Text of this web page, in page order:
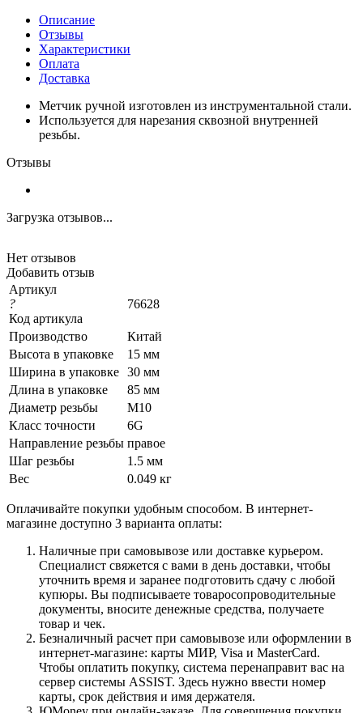
Описание
Отзывы
Характеристики
Оплата
Доставка
Метчик ручной изготовлен из инструментальной стали.
Используется для нарезания сквозной внутренней
резьбы.
Отзывы
Загрузка отзывов...
Нет отзывов
Добавить отзыв
Артикул
?
Код артикула
76628
Производство
Китай
Высота в упаковке
15 мм
Ширина в упаковке 30 мм
Длина в упаковке
85 мм
Диаметр резьбы
M10
Класс точности
6G
Направление резьбы правое
Шаг резьбы
1.5 мм
Вес
0.049 кг
Оплачивайте покупки удобным способом. В интернет-
магазине доступно 3 варианта оплаты:
Наличные при самовывозе или доставке курьером.
Специалист свяжется с вами в день доставки, чтобы
уточнить время и заранее подготовить сдачу с любой
купюры. Вы подписываете товаросопроводительные
документы, вносите денежные средства, получаете
товар и чек.
Безналичный расчет при самовывозе или оформлении в
интернет-магазине: карты МИР, Visa и MasterCard.
Чтобы оплатить покупку, система перенаправит вас на
сервер системы ASSIST. Здесь нужно ввести номер
карты, срок действия и имя держателя.